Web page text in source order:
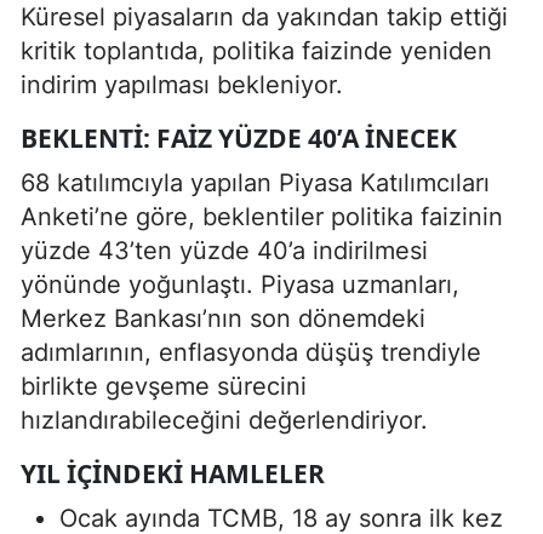
Küresel piyasaların da yakından takip ettiği
kritik toplantıda, politika faizinde yeniden
indirim yapılması bekleniyor.
BEKLENTI: FAIZ YÜZDE 40’A INECEK
68 katılımcıyla yapılan Piyasa Katılımcıları
Anketi’ne göre, beklentiler politika faizinin
yüzde 43’ten yüzde 40’a indirilmesi
yönünde yoğunlaştı. Piyasa uzmanları,
Merkez Bankası’nın son dönemdeki
adımlarının, enflasyonda düşüş trendiyle
birlikte gevşeme sürecini
hızlandırabileceğini değerlendiriyor.
YIL IÇINDEKI HAMLELER
Ocak ayında TCMB, 18 ay sonra ilk kez